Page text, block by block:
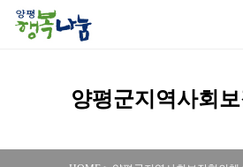
양평군지역사회보